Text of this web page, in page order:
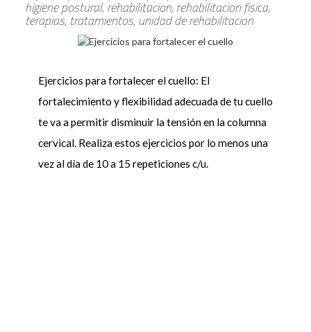
higiene postural, rehabilitacion, rehabilitacion fisica,
terapias, tratamientos, unidad de rehabilitacion
Ejercicios para fortalecer el cuello: El
fortalecimiento y flexibilidad adecuada de tu cuello
te va a permitir disminuir la tensión en la columna
cervical. Realiza estos ejercicios por lo menos una
vez al día de 10 a 15 repeticiones c/u.